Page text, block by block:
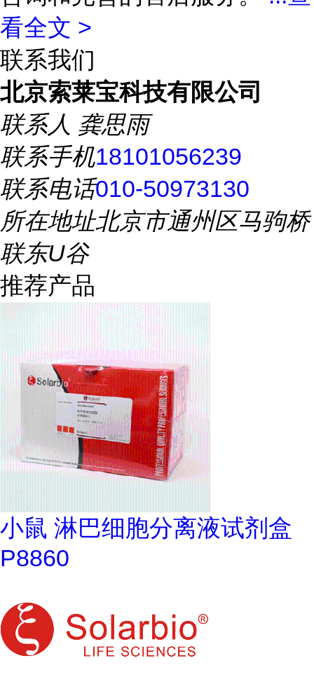
看全文 >
联系我们
北京索莱宝科技有限公司
联系人 龚思雨
联系手机18101056239
联系电话010-50973130
所在地址北京市通州区马驹桥
联东U谷
推荐产品
小鼠 淋巴细胞分离液试剂盒
P8860